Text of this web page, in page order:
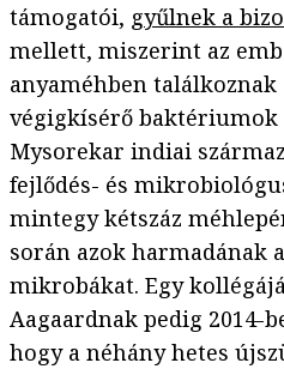
támogatói, gyűlnek a
mellett, miszerint az
anyaméhben találkoznak
végigkísérő
Mysorekar indiai
fejlődés- és
mintegy kétszáz
során azok harmadának
mikrobákat. Egy
Aagaardnak pedig 2014-
hogy a néhány hetes